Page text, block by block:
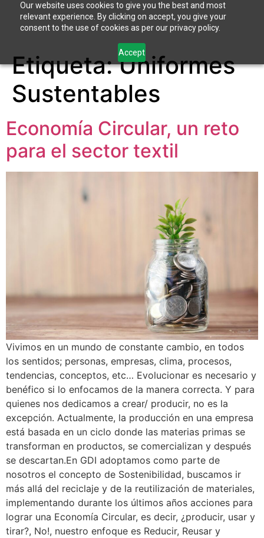
Our website uses cookies to give you the best and most
relevant experience. By clicking on accept, you give your
consent to the use of cookies as per our privacy policy.
Accept
Etiqueta:Uniformes
Sustentables
Economía Circular, un reto
para el sector textil
Vivimos en un mundo de constante cambio, en todos
los sentidos; personas, empresas, clima, procesos,
tendencias, conceptos, etc… Evolucionar es necesario y
benéfico si lo enfocamos de la manera correcta. Y para
quienes nos dedicamos a crear/ producir, no es la
excepción. Actualmente, la producción en una empresa
está basada en un ciclo donde las materias primas se
transforman en productos, se comercializan y después
se descartan.En GDI adoptamos como parte de
nosotros el concepto de Sostenibilidad, buscamos ir
más allá del reciclaje y de la reutilización de materiales,
implementando durante los últimos años acciones para
lograr una Economía Circular, es decir, ¿producir, usar y
tirar?, No!, nuestro enfoque es Reducir, Reusar y